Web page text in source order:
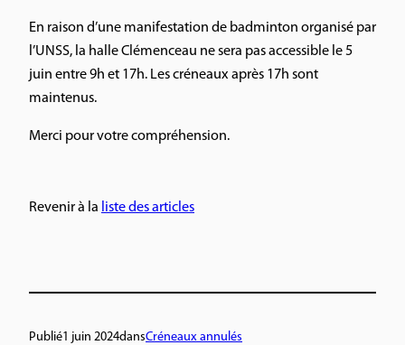
En raison d’une manifestation de badminton organisé par
l’UNSS, la halle Clémenceau ne sera pas accessible le 5
juin entre 9h et 17h. Les créneaux après 17h sont
maintenus.
Merci pour votre compréhension.
Revenir à la liste des articles
Publié1 juin 2024dansCréneaux annulés